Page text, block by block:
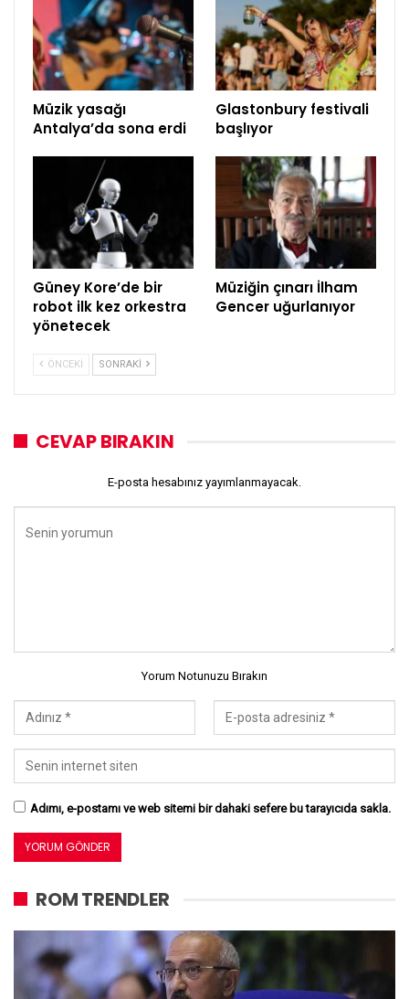
Müzik yasağı
Antalya’da sona erdi
Glastonbury festivali
başlıyor
Güney Kore’de bir
robot ilk kez orkestra
yönetecek
Müziğin çınarı İlham
Gencer uğurlanıyor
ÖNCEKI SONRAKI
CEVAP BIRAKIN
E-posta hesabınız yayımlanmayacak.
Yorum Notunuzu Bırakın
Adımı, e-postamı ve web sitemi bir dahaki sefere bu tarayıcıda sakla.
ROM TRENDLER